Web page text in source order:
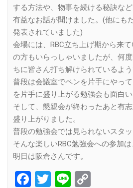
する方法や、物事を続ける秘訣な
有益なお話が聞けました。(他にも
発表されていました)
会場には、RBC立ち上げ期から来
の方もいらっしゃいましたが、何
ちに皆さん打ち解けられているよう
普段は会議室でペンを片手にやっ
を片手に盛り上がる勉強会も面白い
そして、懇親会が終わったあと有
盛り上がりました。
普段の勉強会では見られないスタ
そんな楽しいRBC勉強会への参加
明日は阪倉さんです。
Facebook
Twitter
Line